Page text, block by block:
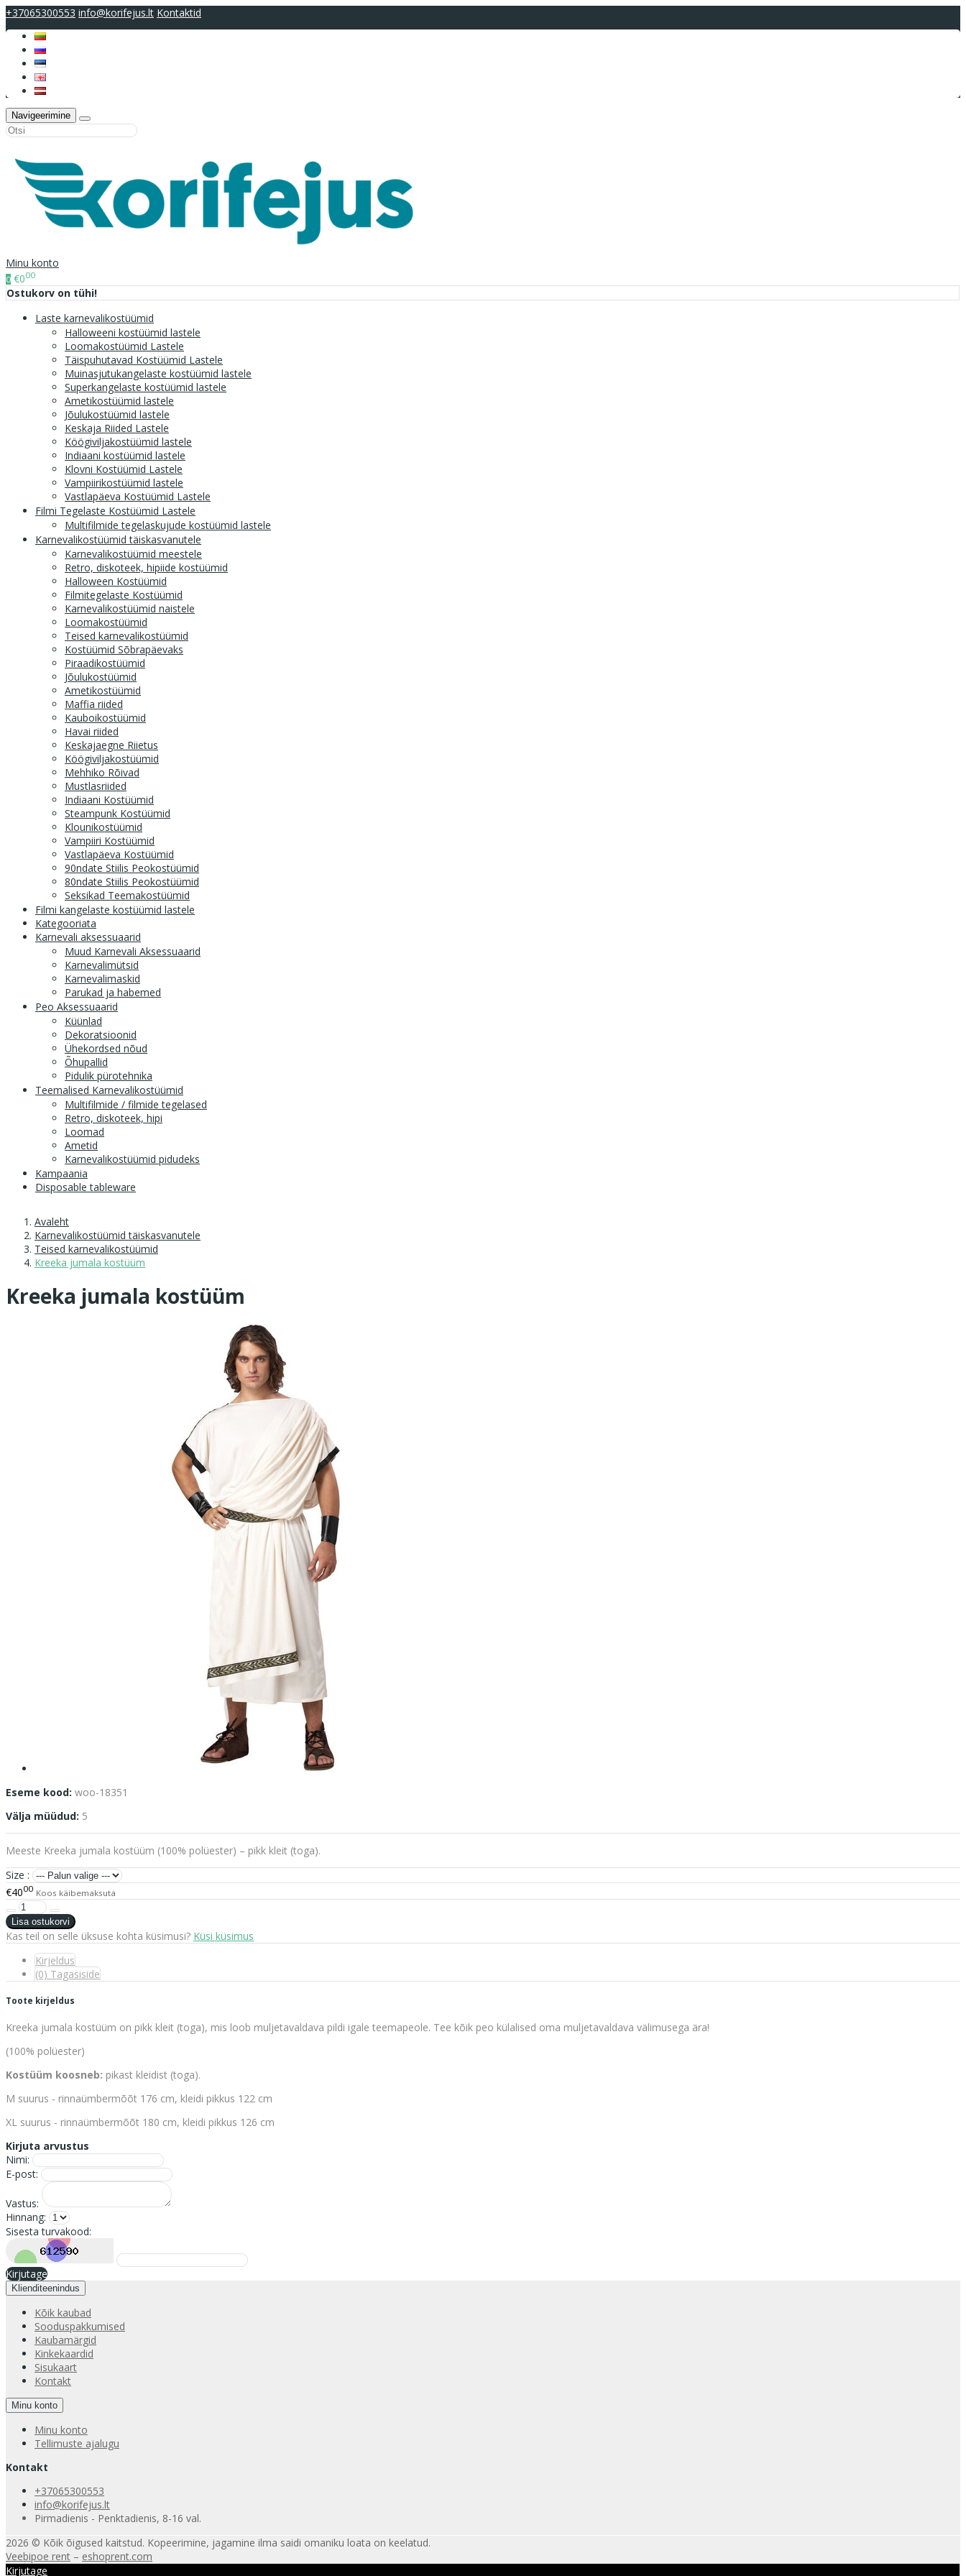
+37065300553 info@korifejus.lt Kontaktid
Navigeerimine
Minu konto
0 €000
Ostukorv on tühi!
Laste karnevalikostüümid
Halloweeni kostüümid lastele
Loomakostüümid Lastele
Täispuhutavad Kostüümid Lastele
Muinasjutukangelaste kostüümid lastele
Superkangelaste kostüümid lastele
Ametikostüümid lastele
Jõulukostüümid lastele
Keskaja Riided Lastele
Köögiviljakostüümid lastele
Indiaani kostüümid lastele
Klovni Kostüümid Lastele
Vampiirikostüümid lastele
Vastlapäeva Kostüümid Lastele
Filmi Tegelaste Kostüümid Lastele
Multifilmide tegelaskujude kostüümid lastele
Karnevalikostüümid täiskasvanutele
Karnevalikostüümid meestele
Retro, diskoteek, hipiide kostüümid
Halloween Kostüümid
Filmitegelaste Kostüümid
Karnevalikostüümid naistele
Loomakostüümid
Teised karnevalikostüümid
Kostüümid Sõbrapäevaks
Piraadikostüümid
Jõulukostüümid
Ametikostüümid
Maffia riided
Kauboikostüümid
Havai riided
Keskajaegne Riietus
Köögiviljakostüümid
Mehhiko Rõivad
Mustlasriided
Indiaani Kostüümid
Steampunk Kostüümid
Klounikostüümid
Vampiiri Kostüümid
Vastlapäeva Kostüümid
90ndate Stiilis Peokostüümid
80ndate Stiilis Peokostüümid
Seksikad Teemakostüümid
Filmi kangelaste kostüümid lastele
Kategooriata
Karnevali aksessuaarid
Muud Karnevali Aksessuaarid
Karnevalimütsid
Karnevalimaskid
Parukad ja habemed
Peo Aksessuaarid
Küünlad
Dekoratsioonid
Ühekordsed nõud
Õhupallid
Pidulik pürotehnika
Teemalised Karnevalikostüümid
Multifilmide / filmide tegelased
Retro, diskoteek, hipi
Loomad
Ametid
Karnevalikostüümid pidudeks
Kampaania
Disposable tableware
Avaleht
Karnevalikostüümid täiskasvanutele
Teised karnevalikostüümid
Kreeka jumala kostüüm
Kreeka jumala kostüüm
Eseme kood: woo-18351
Välja müüdud: 5
Meeste Kreeka jumala kostüüm (100% polüester) – pikk kleit (toga).
Size :
€4000 Koos käibemaksuta
Kas teil on selle üksuse kohta küsimusi? Küsi küsimus
Kirjeldus
(0) Tagasiside
Toote kirjeldus
Kreeka jumala kostüüm on pikk kleit (toga), mis loob muljetavaldava pildi igale teemapeole. Tee kõik peo külalised oma muljetavaldava välimusega ära!
(100% polüester)
Kostüüm koosneb: pikast kleidist (toga).
M suurus - rinnaümbermõõt 176 cm, kleidi pikkus 122 cm
XL suurus - rinnaümbermõõt 180 cm, kleidi pikkus 126 cm
Kirjuta arvustus
Nimi:
E-post:
Vastus:
Hinnang:
Sisesta turvakood:
Kirjutage
Klienditeenindus
Kõik kaubad
Sooduspakkumised
Kaubamärgid
Kinkekaardid
Sisukaart
Kontakt
Minu konto
Minu konto
Tellimuste ajalugu
Kontakt
+37065300553
info@korifejus.lt
Pirmadienis - Penktadienis, 8-16 val.
2026 © Kõik õigused kaitstud. Kopeerimine, jagamine ilma saidi omaniku loata on keelatud.
Veebipoe rent – eshoprent.com
Kirjutage